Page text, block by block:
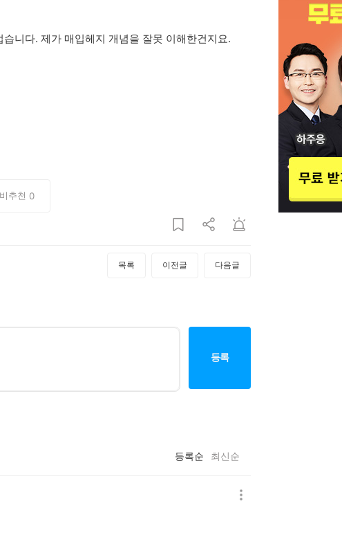
니다. 제가 매입헤지 개념을 잘못 이해한건지요.
비추천 0
목록 이전글 다음글
등록
등록순 최신순